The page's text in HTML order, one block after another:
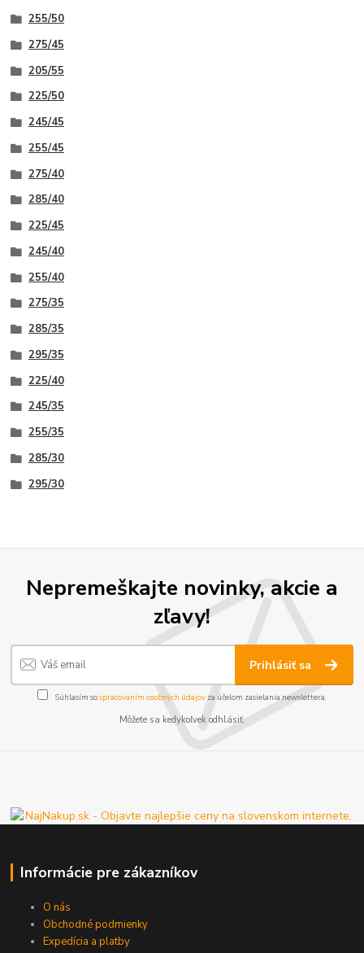
255/50
275/45
205/55
225/50
245/45
255/45
275/40
285/40
225/45
245/40
255/40
275/35
285/35
295/35
225/40
245/35
255/35
285/30
295/30
Nepremeškajte novinky, akcie a
zľavy!
Prihlásiť sa
Súhlasím sospracovaním osobných údajov za účelom zasielania newslettera.
Môžete sa kedykoľvek odhlásiť.
Informácie pre zákazníkov
O nás
Obchodné podmienky
Expedícia a platby